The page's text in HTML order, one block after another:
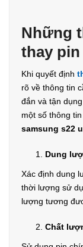
Những
thay pin
Khi quyết định
rõ về thông tin
đắn và tận
một số thông
samsung s22
Dung
Xác định dung
thời lượng sử
lượng tương
Chất